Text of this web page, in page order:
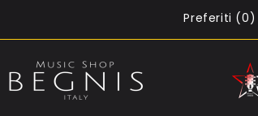
Preferiti (0)